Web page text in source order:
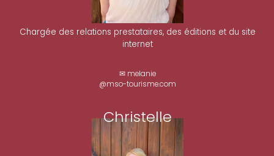
Chargée des relations prestataires, des éditions et du site
internet
✉ melanie
@mso-tourisme.com
Christelle